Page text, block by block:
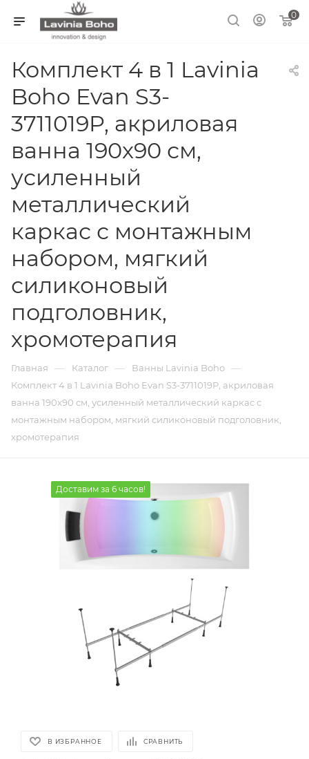
0
Комплект 4 в 1 Lavinia
Boho Evan S3-
3711019P, акриловая
ванна 190x90 см,
усиленный
металлический
каркас с монтажным
набором, мягкий
силиконовый
подголовник,
хромотерапия
Главная — Каталог — Ванны Lavinia Boho —
Комплект 4 в 1 Lavinia Boho Evan S3-3711019P, акриловая
ванна 190x90 см, усиленный металлический каркас с
монтажным набором, мягкий силиконовый подголовник,
хромотерапия
Доставим за 6 часов!
В ИЗБРАННОЕ СРАВНИТЬ